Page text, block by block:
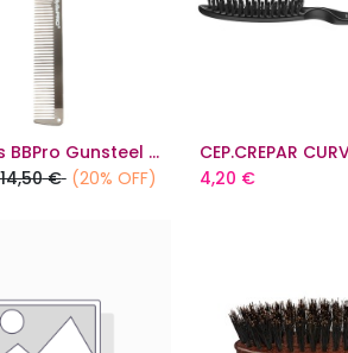
Add to Cart
Babyliss BBPro Gunsteel Metal Comb
14,50€ (20% OFF)
4,20 €